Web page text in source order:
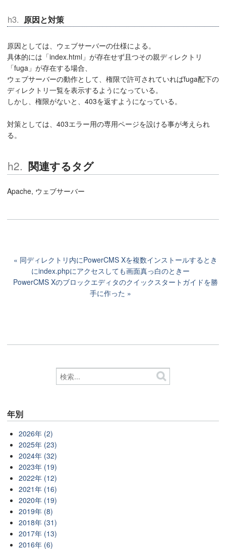
原因と対策
原因としては、ウェブサーバーの仕様による。
具体的には「index.html」が存在せず且つその親ディレクトリ
「fuga」が存在する場合、
ウェブサーバーの動作として、権限で許可されていればfuga配下の
ディレクトリ一覧を表示するようになっている。
しかし、権限がないと、403を返すようになっている。
対策としては、403エラー用の専用ページを設ける事が考えられ
る。
関連するタグ
Apache, ウェブサーバー
同ディレクトリ内にPowerCMS Xを複数インストールするとき
にindex.phpにアクセスしても画面真っ白のときー
PowerCMS Xのブロックエディタのクイックスタートガイドを勝
手に作った
年別
2026年 (2)
2025年 (23)
2024年 (32)
2023年 (19)
2022年 (12)
2021年 (16)
2020年 (19)
2019年 (8)
2018年 (31)
2017年 (13)
2016年 (6)